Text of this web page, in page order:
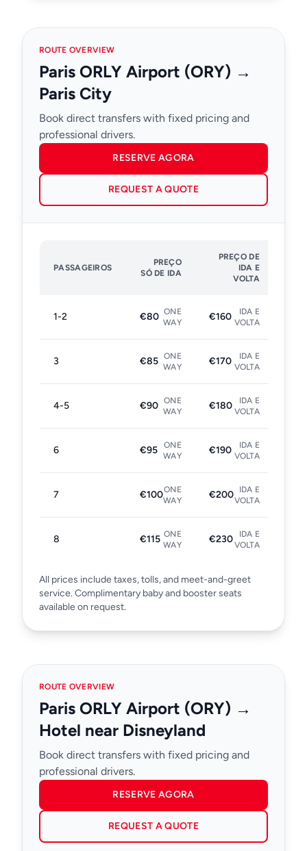
ROUTE OVERVIEW
Paris ORLY Airport (ORY) →
Paris City
Book direct transfers with fixed pricing and
professional drivers.
RESERVE AGORA
REQUEST A QUOTE
PASSAGEIROS
PREÇO
SÓ DE IDA
PREÇO DE
IDA E
VOLTA
1-2 €80 ONE
WAY
€160
IDA E
VOLTA
3 €85 ONE
WAY
€170
IDA E
VOLTA
4-5 €90 ONE
WAY
€180
IDA E
VOLTA
6 €95
ONE
WAY
€190
IDA E
VOLTA
7 €100ONE
WAY
€200
IDA E
VOLTA
8 €115 ONE
WAY
€230
IDA E
VOLTA
All prices include taxes, tolls, and meet-and-greet
service. Complimentary baby and booster seats
available on request.
ROUTE OVERVIEW
Paris ORLY Airport (ORY) →
Hotel near Disneyland
Book direct transfers with fixed pricing and
professional drivers.
RESERVE AGORA
REQUEST A QUOTE